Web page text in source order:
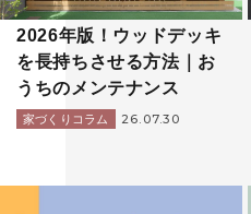
2026年版！ウッドデッキ
を長持ちさせる方法｜お
うちのメンテナンス
家づくりコラム 26.07.30